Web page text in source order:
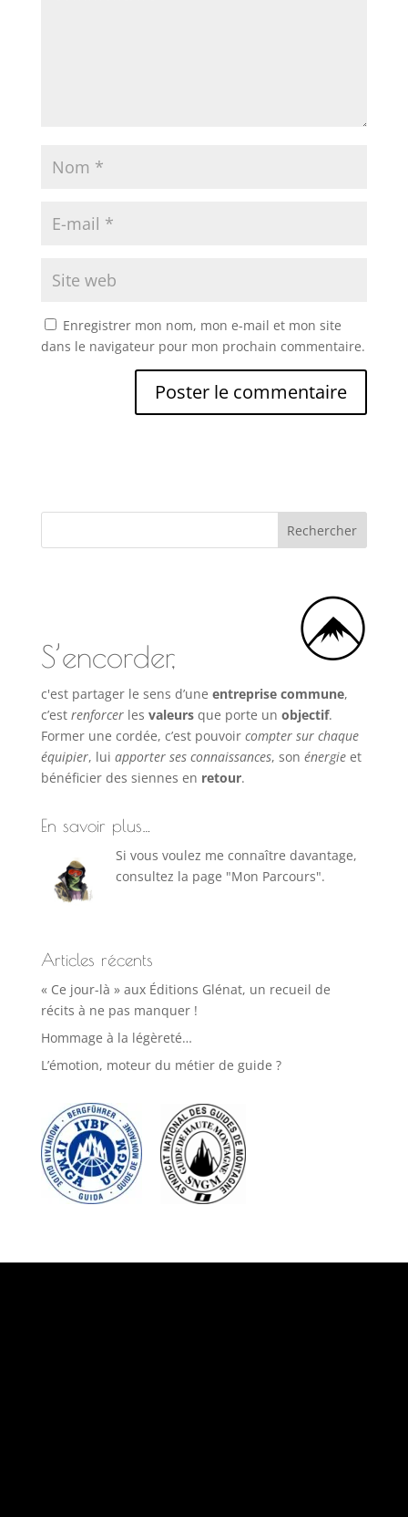
Enregistrer mon nom, mon e-mail et mon site
dans le navigateur pour mon prochain commentaire.
S’encorder,
c'est partager le sens d’une entreprise commune,
c’est renforcerles valeursque porte un objectif.
Former une cordée, c’est pouvoircompter sur chaque
équipier, lui apporter ses connaissances, son énergieet
bénéficier des siennes en retour.
En savoir plus…
Si vous voulez me connaître davantage,
consultez la page "Mon Parcours".
Articles récents
« Ce jour-là » aux Éditions Glénat, un recueil de
récits à ne pas manquer !
Hommage à la légèreté…
L’émotion, moteur du métier de guide ?